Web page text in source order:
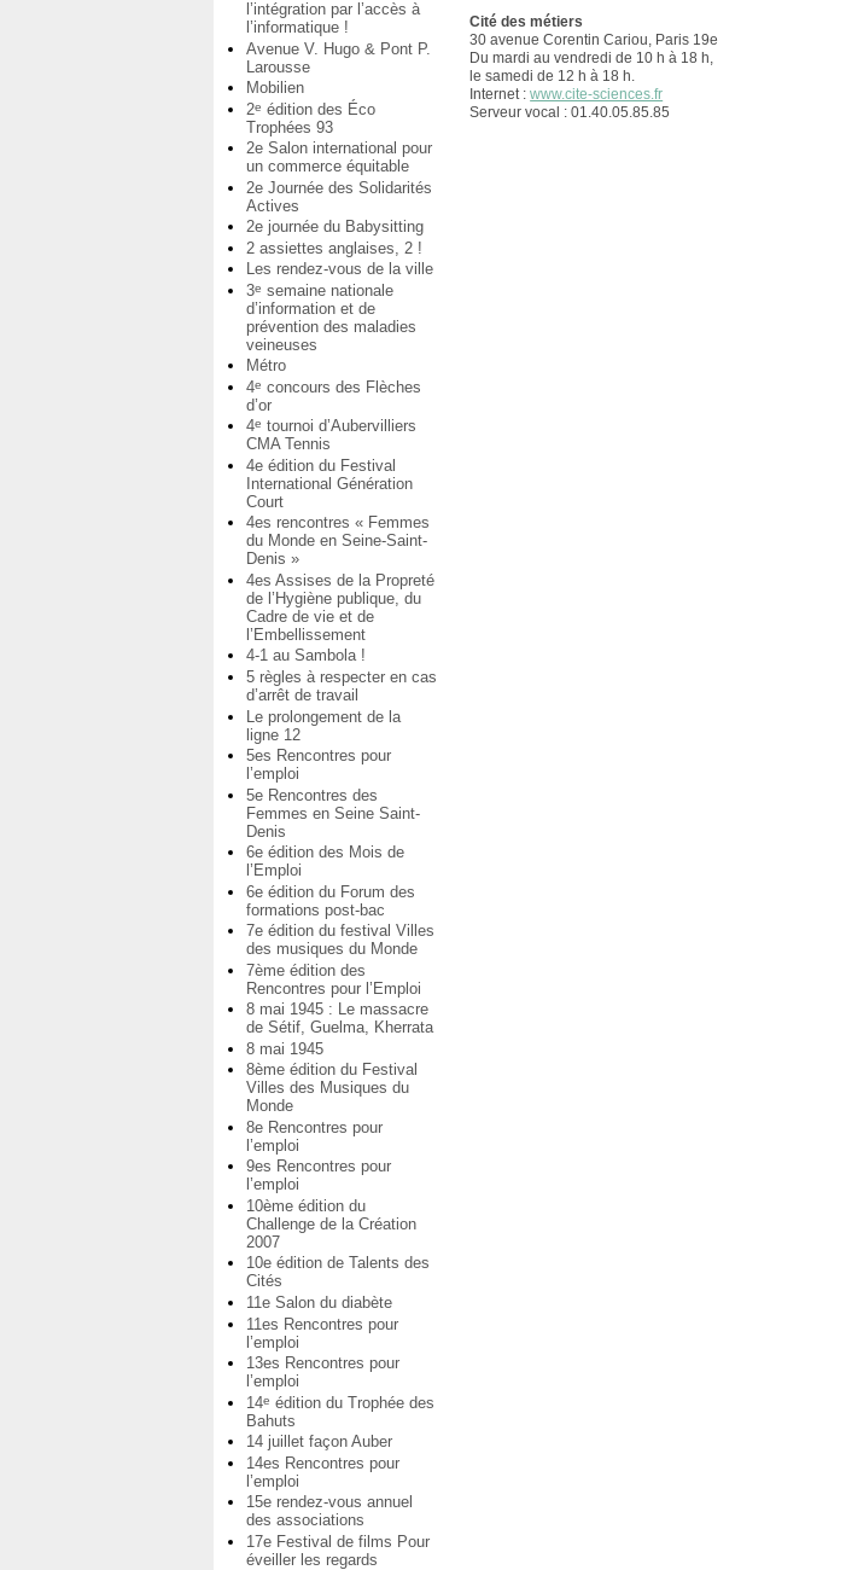
l’intégration par l’accès à
l’informatique !
Avenue V. Hugo & Pont P.
Larousse
Mobilien
2e édition des Éco
Trophées 93
2e Salon international pour
un commerce équitable
2e Journée des Solidarités
Actives
2e journée du Babysitting
2 assiettes anglaises, 2 !
Les rendez-vous de la ville
3e semaine nationale
d’information et de
prévention des maladies
veineuses
Métro
4e concours des Flèches
d’or
4e tournoi d’Aubervilliers
CMA Tennis
4e édition du Festival
International Génération
Court
4es rencontres « Femmes
du Monde en Seine-Saint-
Denis »
4es Assises de la Propreté
de l’Hygiène publique, du
Cadre de vie et de
l’Embellissement
4-1 au Sambola !
5 règles à respecter en cas
d’arrêt de travail
Le prolongement de la
ligne 12
5es Rencontres pour
l’emploi
5e Rencontres des
Femmes en Seine Saint-
Denis
6e édition des Mois de
l’Emploi
6e édition du Forum des
formations post-bac
7e édition du festival Villes
des musiques du Monde
7ème édition des
Rencontres pour l’Emploi
8 mai 1945 : Le massacre
de Sétif, Guelma, Kherrata
8 mai 1945
8ème édition du Festival
Villes des Musiques du
Monde
8e Rencontres pour
l’emploi
9es Rencontres pour
l’emploi
10ème édition du
Challenge de la Création
2007
10e édition de Talents des
Cités
11e Salon du diabète
11es Rencontres pour
l’emploi
13es Rencontres pour
l’emploi
14e édition du Trophée des
Bahuts
14 juillet façon Auber
14es Rencontres pour
l’emploi
15e rendez-vous annuel
des associations
17e Festival de films Pour
éveiller les regards
Cité des métiers
30 avenue Corentin Cariou, Paris 19e
Du mardi au vendredi de 10 h à 18 h,
le samedi de 12 h à 18 h.
Internet :www.cite-sciences.fr
Serveur vocal : 01.40.05.85.85